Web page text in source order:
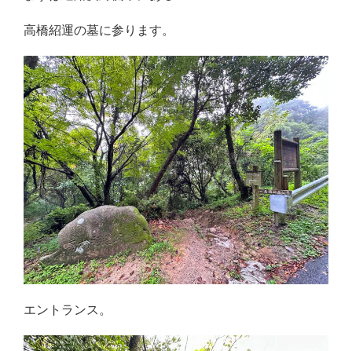
高橋紹運の墓に参ります。
エントランス。